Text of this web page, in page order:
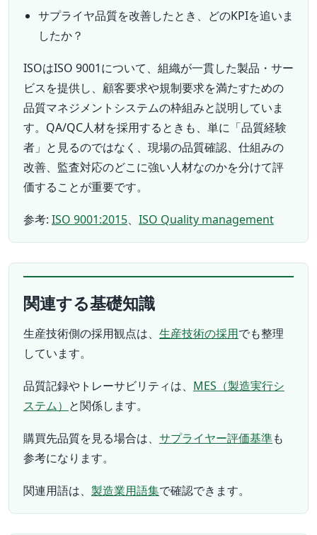
サプライヤ品質を改善したとき、どのKPIを追いま
したか？
ISOはISO 9001について、組織が一貫した製品・サー
ビスを提供し、顧客要求や規制要求を満たすための
品質マネジメントシステムの枠組みと説明していま
す。QA/QC人材を採用するときも、単に「品質経験
者」と見るのではなく、現場の品質確認、仕組みの
改善、監査対応のどこに強い人材なのかを分けて評
価することが重要です。
参考: ISO 9001:2015、 ISO Quality management
関連する基礎知識
生産技術側の採用観点は、 生産技術の採用でも整理
しています。
品質記録やトレーサビリティは、 MES（製造実行シ
ステム） と関係します。
購買先品質を見る場合は、 サプライヤー評価基準も
参考になります。
関連用語は、 製造業用語集で確認できます。